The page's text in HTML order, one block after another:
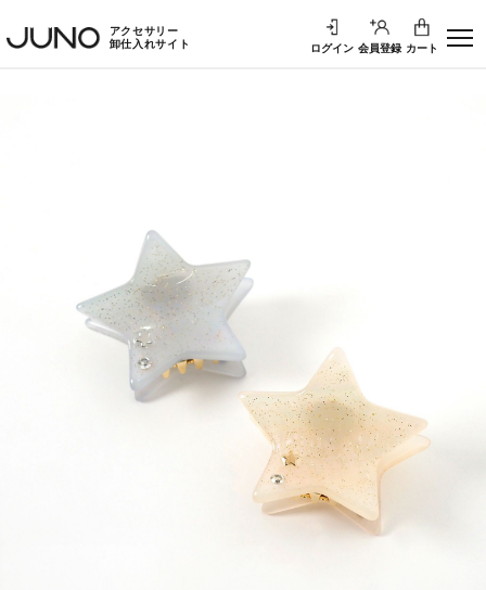
アクセサリー
卸仕入れサイト
ログイン 会員登録 カート